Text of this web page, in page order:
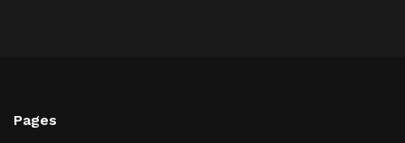
Pages